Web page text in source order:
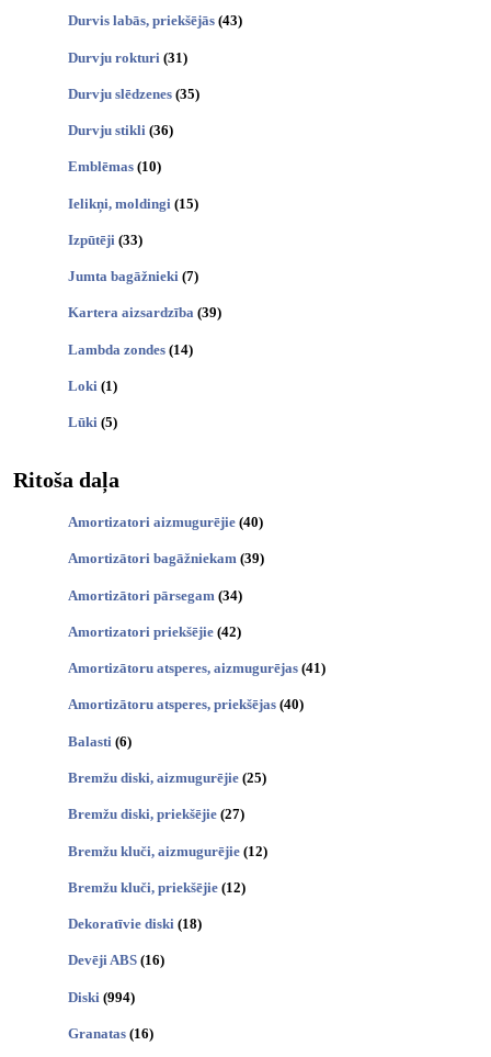
Durvis labās, priekšējās (43)
Durvju rokturi (31)
Durvju slēdzenes (35)
Durvju stikli (36)
Emblēmas (10)
Ielikņi, moldingi (15)
Izpūtēji (33)
Jumta bagāžnieki (7)
Kartera aizsardzība (39)
Lambda zondes (14)
Loki (1)
Lūki (5)
Ritoša daļa
Amortizatori aizmugurējie (40)
Amortizātori bagāžniekam (39)
Amortizātori pārsegam (34)
Amortizatori priekšējie (42)
Amortizātoru atsperes, aizmugurējas (41)
Amortizātoru atsperes, priekšējas (40)
Balasti (6)
Bremžu diski, aizmugurējie (25)
Bremžu diski, priekšējie (27)
Bremžu kluči, aizmugurējie (12)
Bremžu kluči, priekšējie (12)
Dekoratīvie diski (18)
Devēji ABS (16)
Diski (994)
Granatas (16)